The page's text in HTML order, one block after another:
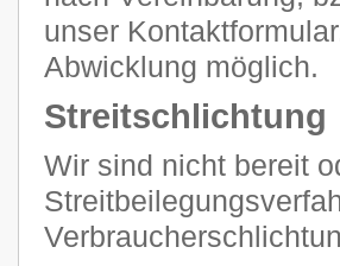
unser
Abwicklung möglich.
Streitschlichtung
Wir sind nicht bereit